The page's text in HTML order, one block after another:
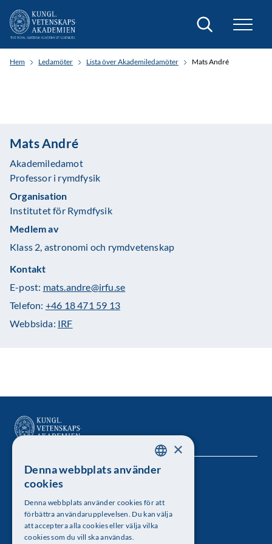
Sök
Hem Ledamöter Lista över Akademiledamöter Mats André
Mats André
Akademiledamot
Professor i rymdfysik
Organisation
Institutet för Rymdfysik
Medlem av
Klass 2, astronomi och rymdvetenskap
Kontakt
E-post: mats.andre@irfu.se
Telefon: +46 18 471 59 13
Webbsida: IRF
Kungl. Vetenskapsakademien
Besöksadress: Lilla Frescativägen 4A
Telefon: 08-673 95 00
SWEDISH
×
Denna webbplats använder
cookies
Denna webbplats använder cookies för att
förbättra användarupplevelsen. Du kan välja
att acceptera alla cookies eller välja vilka
cookies som du vill ska användas.